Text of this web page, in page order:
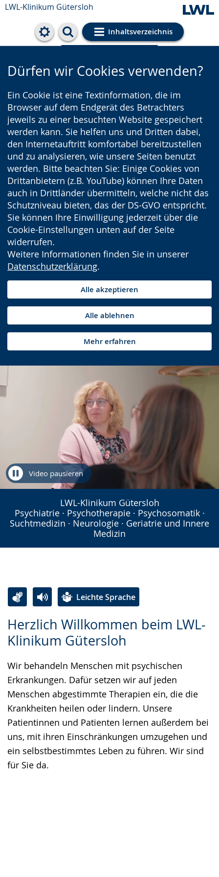
LWL-Klinikum Gütersloh
Inhaltsverzeichnis
Cookie-Einstellungen
Dürfen wir Cookies verwenden?
Ein Cookie ist eine Textinformation, die im
Browser auf dem Endgerät des Betrachters
jeweils zu einer besuchten Website gespeichert
werden kann. Sie helfen uns und Dritten dabei,
den Internetauftritt komfortabel bereitzustellen
und zu analysieren, wie unsere Seiten benutzt
werden. Bitte beachten Sie: Einige Cookies von
Drittanbietern (z.B. YouTube) können Ihre Daten
auch in Drittländer übermitteln, welche nicht das
Schutzniveau bieten, das der DS-GVO entspricht.
Sie können Ihre Einwilligung jederzeit über die
Cookie-Einstellungen unten auf der Seite
widerrufen.
Weitere Informationen finden Sie in unserer
Datenschutzerklärung.
Alle akzeptieren
Alle ablehnen
Mehr erfahren
Video pausieren
LWL-Klinikum Gütersloh
Psychiatrie · Psychotherapie · Psychosomatik ·
Suchtmedizin · Neurologie · Geriatrie und Innere
Medizin
Herzlich Willkommen beim LWL-
Klinikum Gütersloh
Wir behandeln Menschen mit psychischen
Erkrankungen. Dafür setzen wir auf jeden
Menschen abgestimmte Therapien ein, die die
Krankheiten heilen oder lindern. Unsere
Patientinnen und Patienten lernen außerdem bei
uns, mit ihren Einschränkungen umzugehen und
ein selbstbestimmtes Leben zu führen. Wir sind
für Sie da.
Leichte Sprache
Leichten
Sprache
Audio-
Unterstützung.
Video
in
Gebärdensprache
wird
angezeigt.